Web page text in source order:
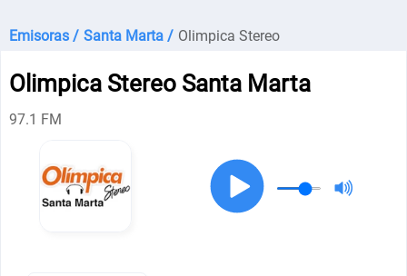
Emisoras / Santa Marta / Olimpica Stereo
Olimpica Stereo Santa Marta
97.1 FM